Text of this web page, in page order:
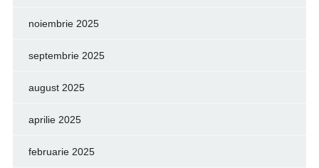
noiembrie 2025
septembrie 2025
august 2025
aprilie 2025
februarie 2025